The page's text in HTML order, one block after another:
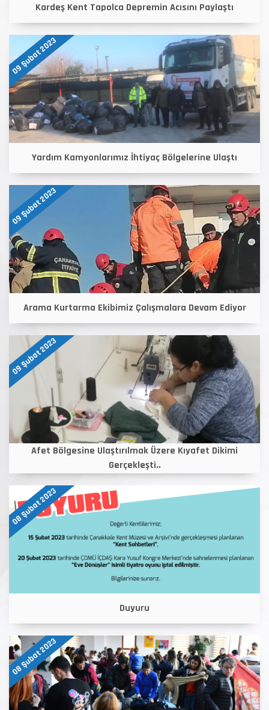
Kardeş Kent Tapolca Depremin Acısını Paylaştı
09 Şubat 2023
Yardım Kamyonlarımız İhtiyaç Bölgelerine Ulaştı
09 Şubat 2023
Arama Kurtarma Ekibimiz Çalışmalara Devam Ediyor
09 Şubat 2023
Afet Bölgesine Ulaştırılmak Üzere Kıyafet Dikimi
Gerçekleşti..
08 Şubat 2023
Duyuru
08 Şubat 2023